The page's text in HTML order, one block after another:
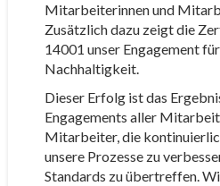
Mitarbeiterinnen und
Zusätzlich dazu zeigt die
14001 unser Engagement
Nachhaltigkeit.
Dieser Erfolg ist das
Engagements aller
Mitarbeiter, die
unsere Prozesse zu
Standards zu übertreffen.